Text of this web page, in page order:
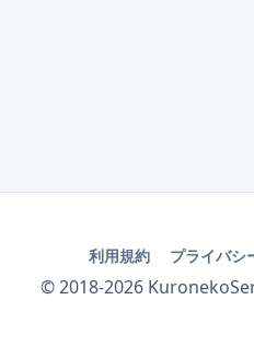
利用規約 プライバシ
© 2018-2026